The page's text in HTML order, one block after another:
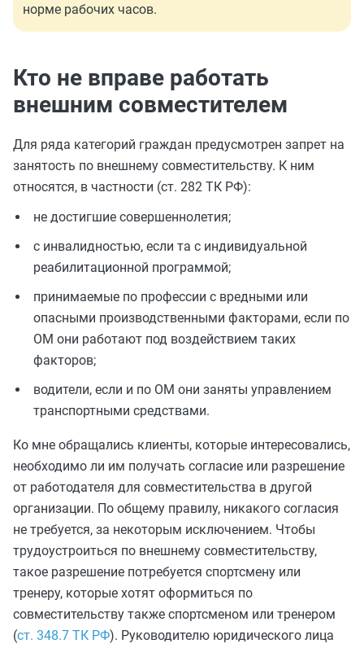
норме рабочих часов.
Кто не вправе работать
внешним совместителем
Для ряда категорий граждан предусмотрен запрет на
занятость по внешнему совместительству. К ним
относятся, в частности (ст. 282 ТК РФ):
не достигшие совершеннолетия;
с инвалидностью, если та с индивидуальной
реабилитационной программой;
принимаемые по профессии с вредными или
опасными производственными факторами, если по
ОМ они работают под воздействием таких
факторов;
водители, если и по ОМ они заняты управлением
транспортными средствами.
Ко мне обращались клиенты, которые интересовались,
необходимо ли им получать согласие или разрешение
от работодателя для совместительства в другой
организации. По общему правилу, никакого согласия
не требуется, за некоторым исключением. Чтобы
трудоустроиться по внешнему совместительству,
такое разрешение потребуется спортсмену или
тренеру, которые хотят оформиться по
совместительству также спортсменом или тренером
(ст. 348.7 ТК РФ). Руководителю юридического лица